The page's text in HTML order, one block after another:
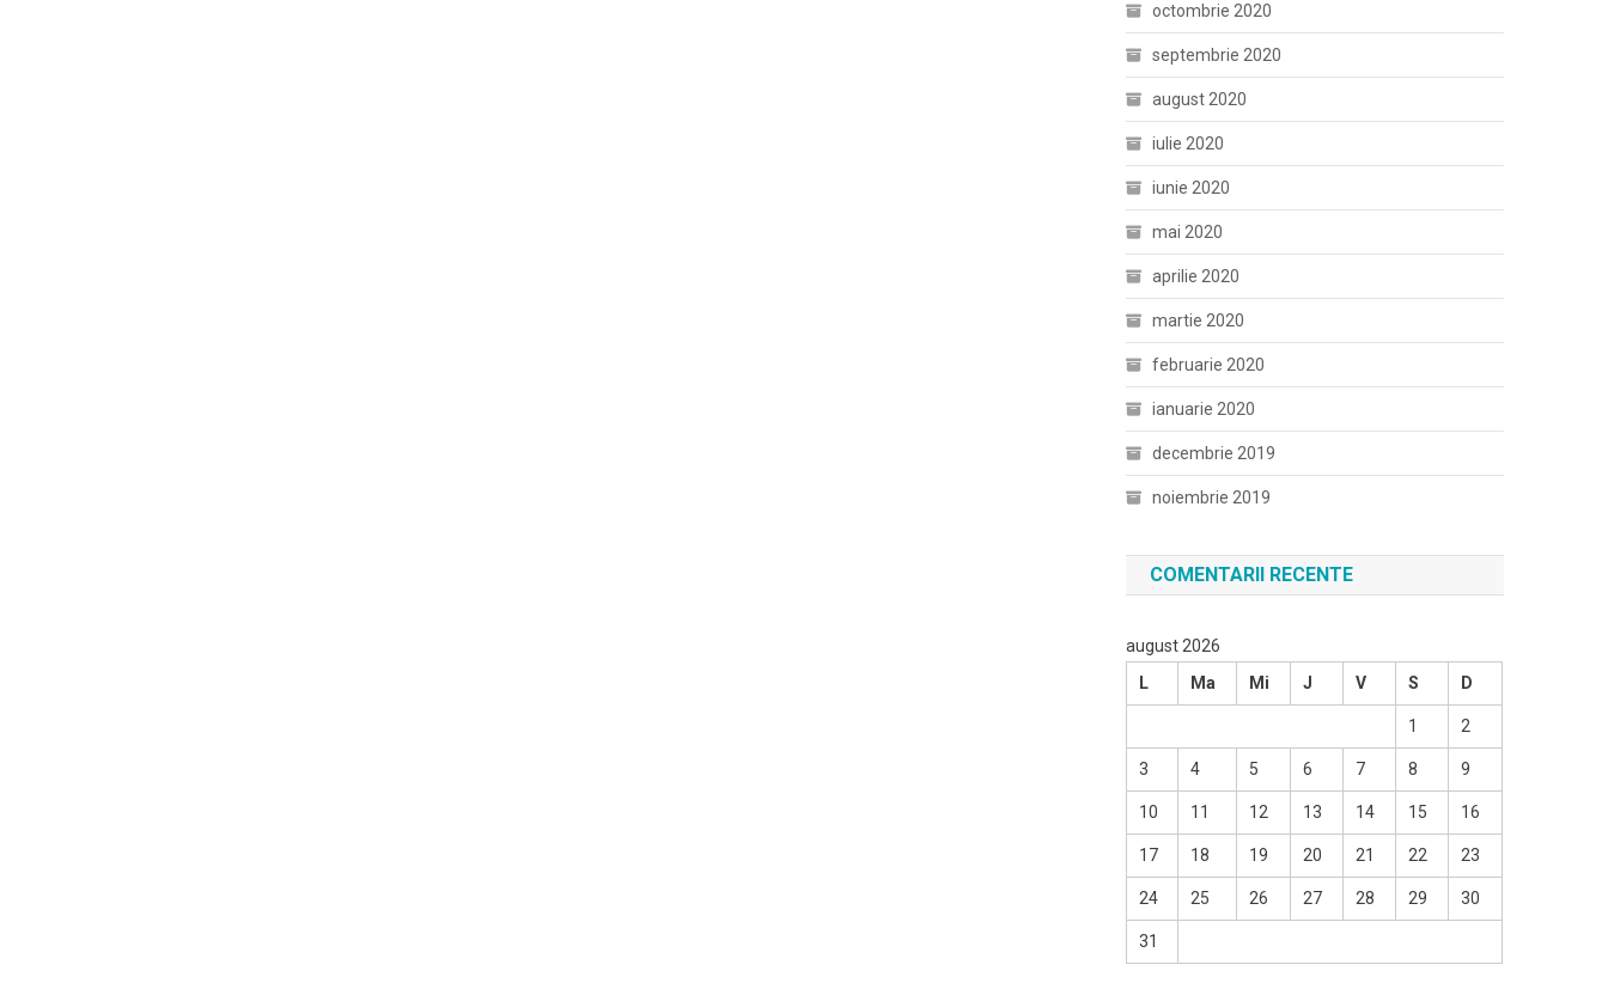
octombrie 2020
septembrie 2020
august 2020
iulie 2020
iunie 2020
mai 2020
aprilie 2020
martie 2020
februarie 2020
ianuarie 2020
decembrie 2019
noiembrie 2019
COMENTARII RECENTE
august 2026
L
Ma Mi J V S D
1 2
3 4 5 6 7 8 9
10 11 12 13 14 15 16
17 18 19 20 21 22 23
24 25 26 27 28 29 30
31